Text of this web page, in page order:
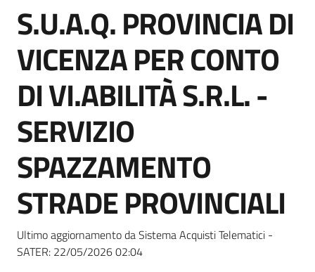
Bandi
e
di
Supporto
Piattaforme
telematiche
Salta al contenuto
S.U.A.Q. PROVINCIA DI
VICENZA PER CONTO
DI VI.ABILITÀ S.R.L. -
SERVIZIO
SPAZZAMENTO
STRADE PROVINCIALI
Ultimo aggiornamento da Sistema Acquisti Telematici -
SATER: 22/05/2026 02:04